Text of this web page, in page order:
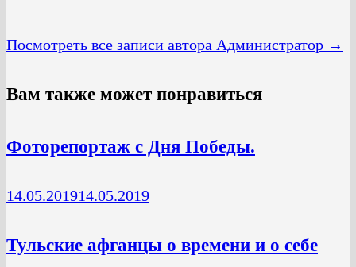
Посмотреть все записи автора Администратор →
Вам также может понравиться
Фоторепортаж с Дня Победы.
14.05.201914.05.2019
Тульские афганцы о времени и о себе